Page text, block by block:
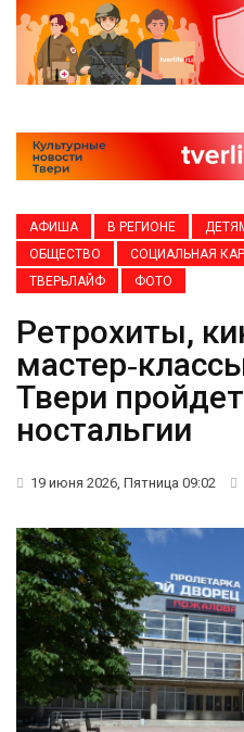
АФИША В РЕГИОНЕ
ОБЩЕСТВО
СОЦИАЛЬНАЯ
ТВЕРЬЛАЙФ
ФОТО
Ретрохиты,
Твери
ностальгии
19 июня 2026, Пятница 09:02